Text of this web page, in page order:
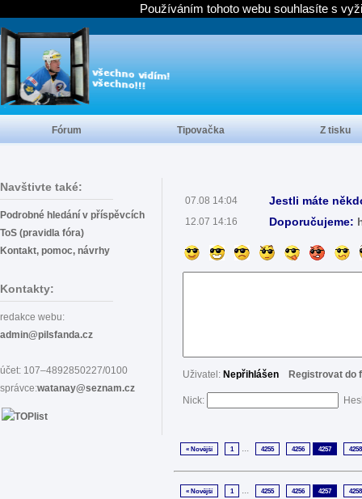
Navštivte také:
Podrobné hledání v příspěvcích
ToS (pravidla fóra)
Kontakt, pomoc, návrhy
Kontakty:
redakce webu:
admin@pilsfanda.cz
účet: 107–4892850227/0100
správce:watanay@seznam.cz
07.08 14:04 Jestli máte
12.07 14:16 Doporučujeme:
Uživatel: Nepřihlášen Registrovat do
Nick:
« Novější 1 ... 4255 4256 4257 4258
« Novější 1 ... 4255 4256 4257 4258
Fórum Tipovačka Z tisku
Používáním tohoto webu souhlasíte s